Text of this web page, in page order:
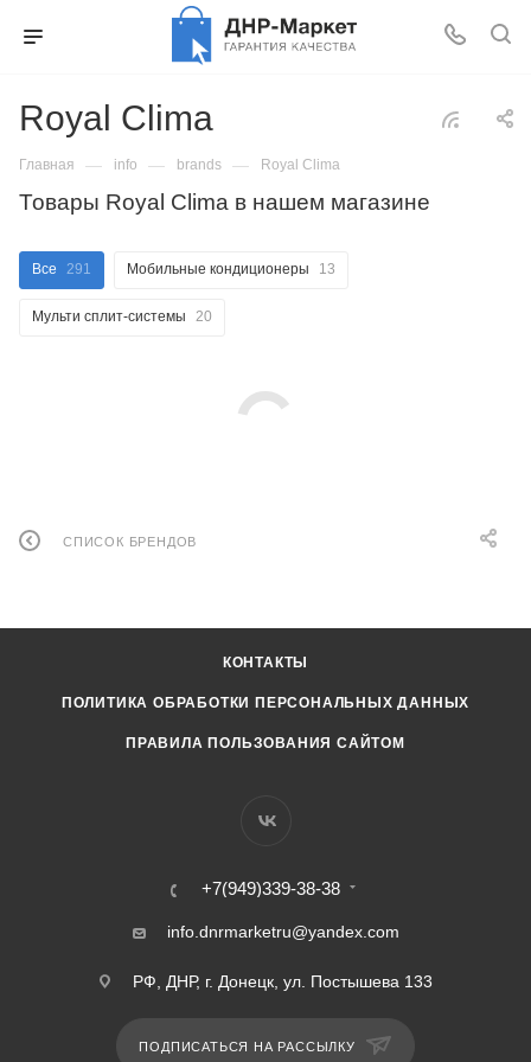
Royal Clima
Главная — info — brands — Royal Clima
Товары Royal Clima в нашем магазине
Все 291 Мобильные кондиционеры 13
Мульти сплит-системы 20
СПИСОК БРЕНДОВ
КОНТАКТЫ
ПОЛИТИКА ОБРАБОТКИ ПЕРСОНАЛЬНЫХ ДАННЫХ
ПРАВИЛА ПОЛЬЗОВАНИЯ САЙТОМ
+7(949)339-38-38
info.dnrmarketru@yandex.com
РФ, ДНР, г. Донецк, ул. Постышева 133
ПОДПИСАТЬСЯ НА РАССЫЛКУ